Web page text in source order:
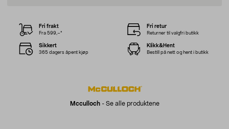
Mcculloch- Se alle produktene
Fri frakt
Fra 599,–*
Fri retur
Returner til valgfri butikk
Sikkert
365 dagers åpent kjøp
Klikk&Hent
Bestill på nett og hent i butikk